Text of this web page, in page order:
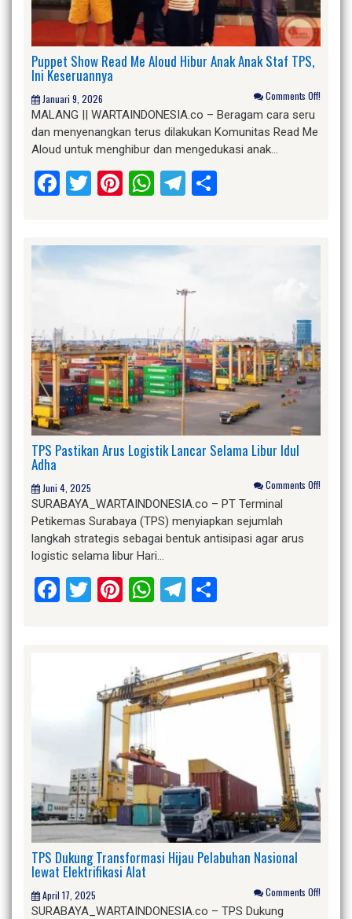
Puppet Show Read Me Aloud Hibur Anak Anak Staf TPS,
Ini Keseruannya
Januari 9, 2026 Comments Off!
MALANG || WARTAINDONESIA.co – Beragam cara seru
dan menyenangkan terus dilakukan Komunitas Read Me
Aloud untuk menghibur dan mengedukasi anak…
Facebook
Twitter
Pinterest
WhatsApp
Telegram
TPS Pastikan Arus Logistik Lancar Selama Libur Idul
Adha
Juni 4, 2025 Comments Off!
SURABAYA_WARTAINDONESIA.co – PT Terminal
Petikemas Surabaya (TPS) menyiapkan sejumlah
langkah strategis sebagai bentuk antisipasi agar arus
logistic selama libur Hari…
Facebook
Twitter
Pinterest
WhatsApp
Telegram
TPS Dukung Transformasi Hijau Pelabuhan Nasional
lewat Elektrifikasi Alat
April 17, 2025 Comments Off!
SURABAYA_WARTAINDONESIA.co – TPS Dukung